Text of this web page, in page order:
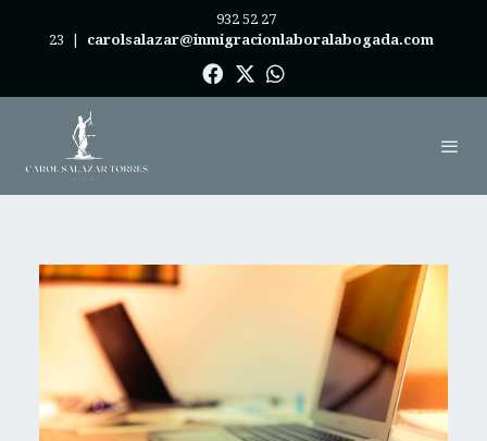
932 52 27
23
carolsalazar@inmigracionlaboralabogada.com